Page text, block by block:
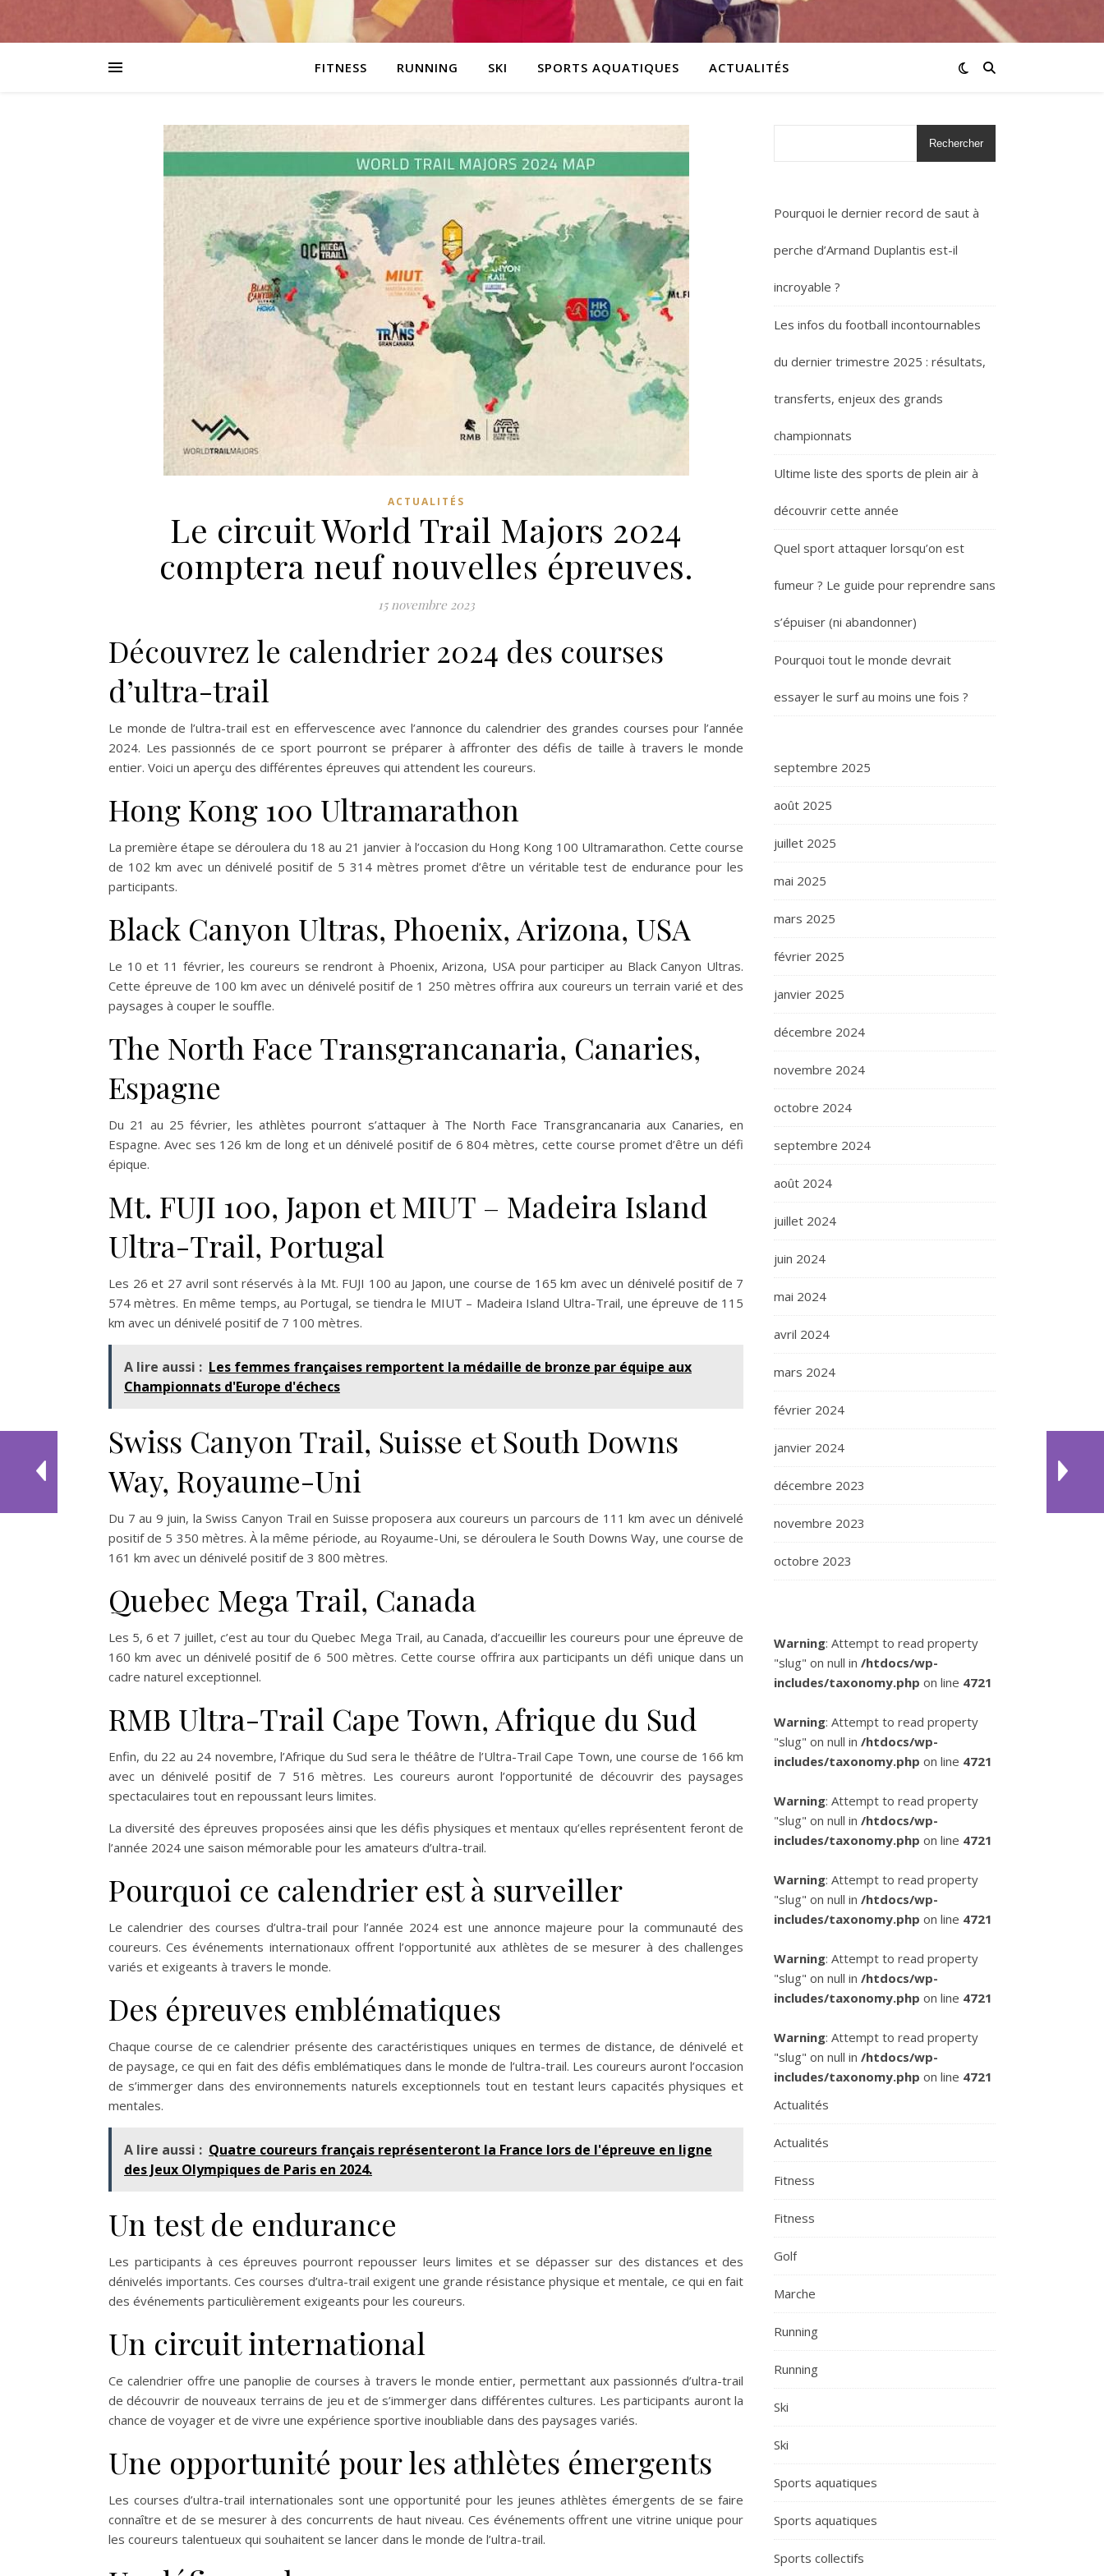
FITNESS RUNNING SKI SPORTS AQUATIQUES ACTUALITÉS
ACTUALITÉS
Le circuit World Trail Majors 2024
comptera neuf nouvelles épreuves.
15 novembre 2023
Découvrez le calendrier 2024 des courses
d’ultra-trail
Le monde de l’ultra-trail est en effervescence avec l’annonce du calendrier des grandes courses pour l’année
2024. Les passionnés de ce sport pourront se préparer à affronter des défis de taille à travers le monde
entier. Voici un aperçu des différentes épreuves qui attendent les coureurs.
Hong Kong 100 Ultramarathon
La première étape se déroulera du 18 au 21 janvier à l’occasion du Hong Kong 100 Ultramarathon. Cette course
de 102 km avec un dénivelé positif de 5 314 mètres promet d’être un véritable test de endurance pour les
participants.
Black Canyon Ultras, Phoenix, Arizona, USA
Le 10 et 11 février, les coureurs se rendront à Phoenix, Arizona, USA pour participer au Black Canyon Ultras.
Cette épreuve de 100 km avec un dénivelé positif de 1 250 mètres offrira aux coureurs un terrain varié et des
paysages à couper le souffle.
The North Face Transgrancanaria, Canaries,
Espagne
Du 21 au 25 février, les athlètes pourront s’attaquer à The North Face Transgrancanaria aux Canaries, en
Espagne. Avec ses 126 km de long et un dénivelé positif de 6 804 mètres, cette course promet d’être un défi
épique.
Mt. FUJI 100, Japon et MIUT – Madeira Island
Ultra-Trail, Portugal
Les 26 et 27 avril sont réservés à la Mt. FUJI 100 au Japon, une course de 165 km avec un dénivelé positif de 7
574 mètres. En même temps, au Portugal, se tiendra le MIUT – Madeira Island Ultra-Trail, une épreuve de 115
km avec un dénivelé positif de 7 100 mètres.
A lire aussi : Les femmes françaises remportent la médaille de bronze par équipe aux
Championnats d'Europe d'échecs
Swiss Canyon Trail, Suisse et South Downs
Way, Royaume-Uni
Du 7 au 9 juin, la Swiss Canyon Trail en Suisse proposera aux coureurs un parcours de 111 km avec un dénivelé
positif de 5 350 mètres. À la même période, au Royaume-Uni, se déroulera le South Downs Way, une course de
161 km avec un dénivelé positif de 3 800 mètres.
Quebec Mega Trail, Canada
Les 5, 6 et 7 juillet, c’est au tour du Quebec Mega Trail, au Canada, d’accueillir les coureurs pour une épreuve de
160 km avec un dénivelé positif de 6 500 mètres. Cette course offrira aux participants un défi unique dans un
cadre naturel exceptionnel.
RMB Ultra-Trail Cape Town, Afrique du Sud
Enfin, du 22 au 24 novembre, l’Afrique du Sud sera le théâtre de l’Ultra-Trail Cape Town, une course de 166 km
avec un dénivelé positif de 7 516 mètres. Les coureurs auront l’opportunité de découvrir des paysages
spectaculaires tout en repoussant leurs limites.
La diversité des épreuves proposées ainsi que les défis physiques et mentaux qu’elles représentent feront de
l’année 2024 une saison mémorable pour les amateurs d’ultra-trail.
Pourquoi ce calendrier est à surveiller
Le calendrier des courses d’ultra-trail pour l’année 2024 est une annonce majeure pour la communauté des
coureurs. Ces événements internationaux offrent l’opportunité aux athlètes de se mesurer à des challenges
variés et exigeants à travers le monde.
Des épreuves emblématiques
Chaque course de ce calendrier présente des caractéristiques uniques en termes de distance, de dénivelé et
de paysage, ce qui en fait des défis emblématiques dans le monde de l’ultra-trail. Les coureurs auront l’occasion
de s’immerger dans des environnements naturels exceptionnels tout en testant leurs capacités physiques et
mentales.
A lire aussi : Quatre coureurs français représenteront la France lors de l'épreuve en ligne
des Jeux Olympiques de Paris en 2024.
Un test de endurance
Les participants à ces épreuves pourront repousser leurs limites et se dépasser sur des distances et des
dénivelés importants. Ces courses d’ultra-trail exigent une grande résistance physique et mentale, ce qui en fait
des événements particulièrement exigeants pour les coureurs.
Un circuit international
Ce calendrier offre une panoplie de courses à travers le monde entier, permettant aux passionnés d’ultra-trail
de découvrir de nouveaux terrains de jeu et de s’immerger dans différentes cultures. Les participants auront la
chance de voyager et de vivre une expérience sportive inoubliable dans des paysages variés.
Une opportunité pour les athlètes émergents
Les courses d’ultra-trail internationales sont une opportunité pour les jeunes athlètes émergents de se faire
connaître et de se mesurer à des concurrents de haut niveau. Ces événements offrent une vitrine unique pour
les coureurs talentueux qui souhaitent se lancer dans le monde de l’ultra-trail.
Rechercher
Pourquoi le dernier record de saut à
perche d’Armand Duplantis est-il
incroyable ?
Les infos du football incontournables
du dernier trimestre 2025 : résultats,
transferts, enjeux des grands
championnats
Ultime liste des sports de plein air à
découvrir cette année
Quel sport attaquer lorsqu’on est
fumeur ? Le guide pour reprendre sans
s’épuiser (ni abandonner)
Pourquoi tout le monde devrait
essayer le surf au moins une fois ?
septembre 2025
août 2025
juillet 2025
mai 2025
mars 2025
février 2025
janvier 2025
décembre 2024
novembre 2024
octobre 2024
septembre 2024
août 2024
juillet 2024
juin 2024
mai 2024
avril 2024
mars 2024
février 2024
janvier 2024
décembre 2023
novembre 2023
octobre 2023
Warning: Attempt to read property
"slug" on null in /htdocs/wp-
includes/taxonomy.php on line 4721
Warning: Attempt to read property
"slug" on null in /htdocs/wp-
includes/taxonomy.php on line 4721
Warning: Attempt to read property
"slug" on null in /htdocs/wp-
includes/taxonomy.php on line 4721
Warning: Attempt to read property
"slug" on null in /htdocs/wp-
includes/taxonomy.php on line 4721
Warning: Attempt to read property
"slug" on null in /htdocs/wp-
includes/taxonomy.php on line 4721
Warning: Attempt to read property
"slug" on null in /htdocs/wp-
includes/taxonomy.php on line 4721
Actualités
Actualités
Fitness
Fitness
Golf
Marche
Running
Running
Ski
Ski
Sports aquatiques
Sports aquatiques
Sports collectifs